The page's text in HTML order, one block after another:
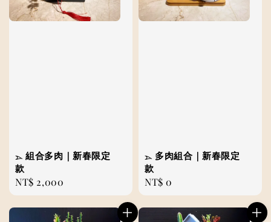
𓂄 組合多肉｜新春限定
款
Regular
price
NT$ 2,000
𓂄 多肉組合｜新春限定
款
Regular
price
NT$ 0